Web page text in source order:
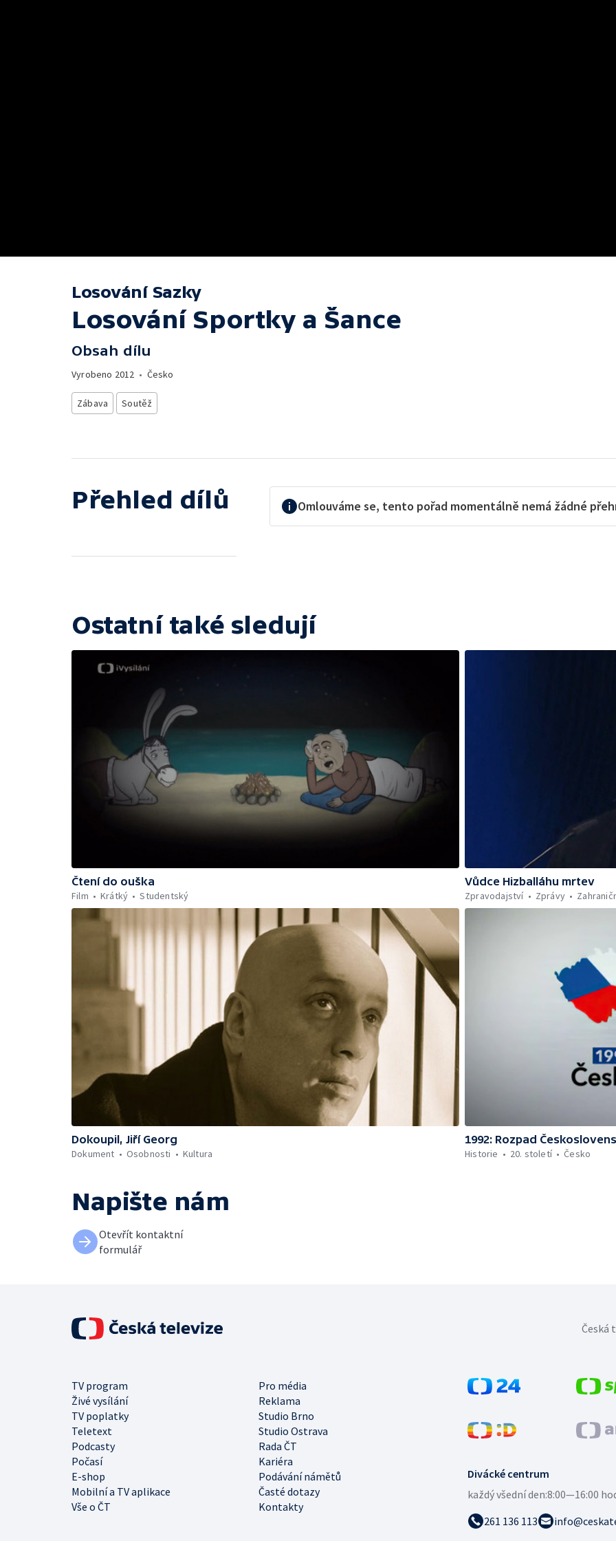
Losování Sazky
Losování Sportky a Šance
Obsah dílu
Vyrobeno 2012 • Česko
Zábava Soutěž
Přehled dílů Omlouváme se, tento pořad momentálně nemá žádné
Ostatní také sledují
Čtení do ouška
Film
Krátký Studentský
Vůdce Hizballáhu mrtev
Zpravodajství
Zprávy
Dokoupil, Jiří Georg
Dokument
Osobnosti Kultura
1992: Rozpad
Historie
20. století Česko
Napište nám
Otevřít kontaktní
formulář
Divácké centrum
každý všední den:8:00—16:00
261 136 113
TV program
Pro média
Živé vysílání
Reklama
TV poplatky
Studio Brno
Teletext
Studio Ostrava
Podcasty
Rada ČT
Počasí
Kariéra
E-shop
Podávání námětů
Mobilní a TV aplikace
Časté dotazy
Vše o ČT
Kontakty
Česká